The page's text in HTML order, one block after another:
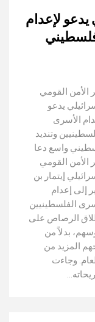
يدعو لإعدام
فلسطيني
الأمن القومي
يدعو
الأسرى
وتنديد
واسع دعا
الأمن القومي
إيتمار بن
إلى إعدام
الفلسطينيين
الرصاص على
بدلاً من
المزيد من
وجاءت